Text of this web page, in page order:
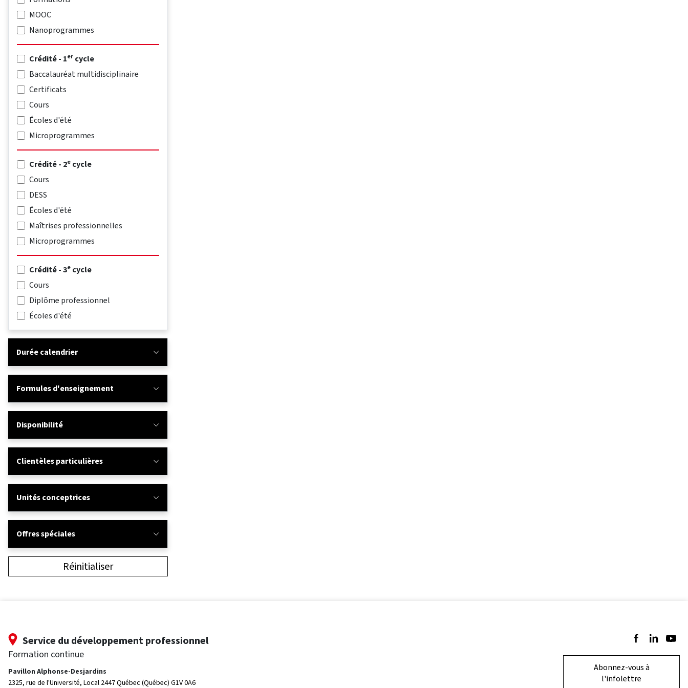
MOOC
Nanoprogrammes
Crédité - 1er cycle
Baccalauréat multidisciplinaire
Certificats
Cours
Écoles d'été
Microprogrammes
Crédité - 2e cycle
Cours
DESS
Écoles d'été
Maîtrises professionnelles
Microprogrammes
Crédité - 3e cycle
Cours
Diplôme professionnel
Écoles d'été
Durée calendrier
Formules d'enseignement
Disponibilité
Clientèles particulières
Unités conceptrices
Offres spéciales
Réinitialiser
Service du développement professionnel
Formation continue
Pavillon Alphonse-Desjardins
2325, rue de l'Université, Local 2447Québec (Québec) G1V 0A6
Suivez-nous sur
Suivez-
Abonnez-vous à
l'infolettre